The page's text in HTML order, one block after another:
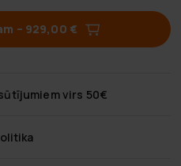
– 929,00 €
virs 50€